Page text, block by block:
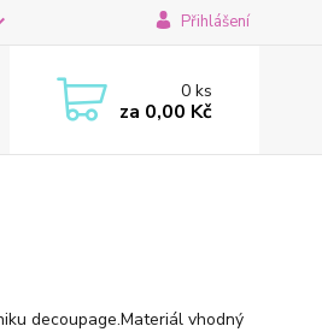
Přihlášení
0ks
za 0,00 Kč
decoupage.Materiál vhodný